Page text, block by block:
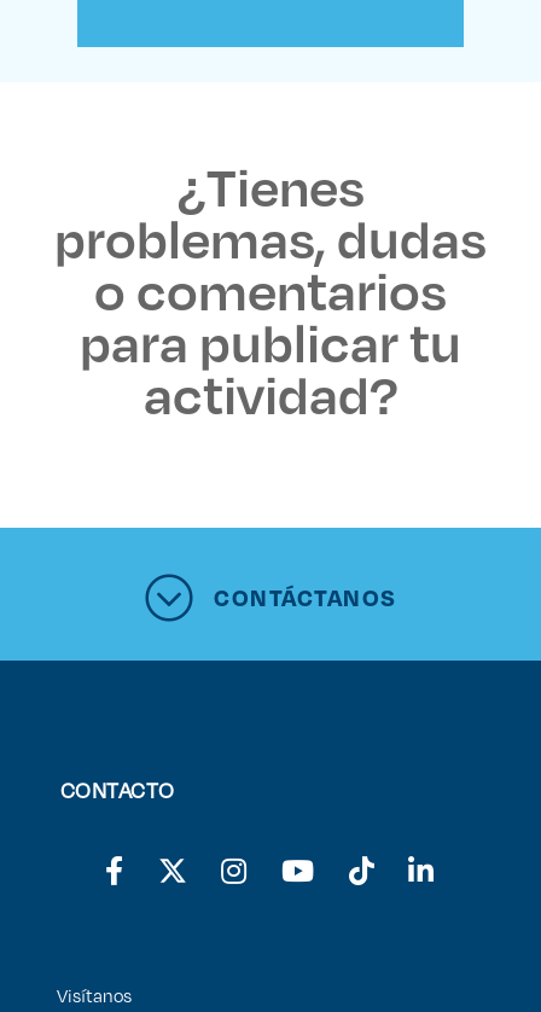
¿Tienes
problemas, dudas
o comentarios
para publicar tu
actividad?
CONTÁCTANOS
CONTACTO
Visítanos